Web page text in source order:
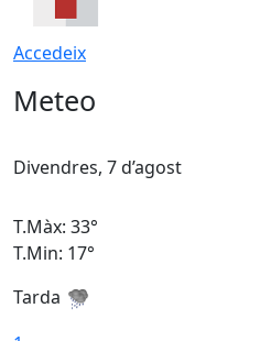
Accedeix
Meteo
Divendres, 7 d’agost
T.Màx: 33°
T.Min: 17°
Tarda